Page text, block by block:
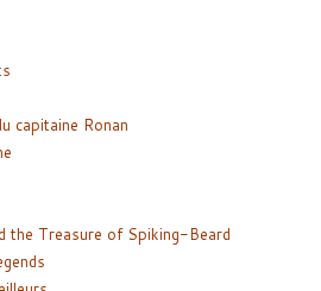
capitaine Ronan
the Treasure of Spiking-Beard